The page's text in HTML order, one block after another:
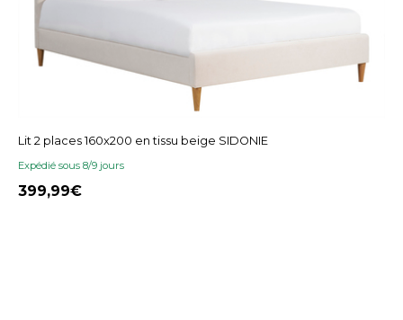
Lit 2 places 160x200 en tissu beige SIDONIE
Expédié sous 8/9 jours
399,99